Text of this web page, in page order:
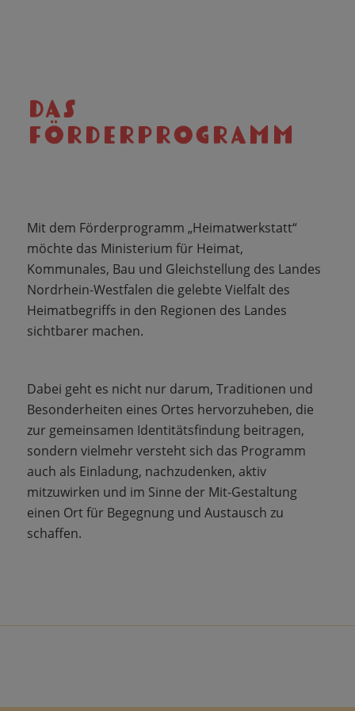
DAS
FÖRDERPROGRAMM
Mit dem Förderprogramm „Heimatwerkstatt“
möchte das Ministerium für Heimat,
Kommunales, Bau und Gleichstellung des Landes
Nordrhein-Westfalen die gelebte Vielfalt des
Heimatbegriffs in den Regionen des Landes
sichtbarer machen.
Dabei geht es nicht nur darum, Traditionen und
Besonderheiten eines Ortes hervorzuheben, die
zur gemeinsamen Identitätsfindung beitragen,
sondern vielmehr versteht sich das Programm
auch als Einladung, nachzudenken, aktiv
mitzuwirken und im Sinne der Mit-Gestaltung
einen Ort für Begegnung und Austausch zu
schaffen.